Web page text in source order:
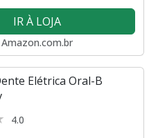
IR À LOJA
Amazon.com.br
Elétrica Oral-B
4.0